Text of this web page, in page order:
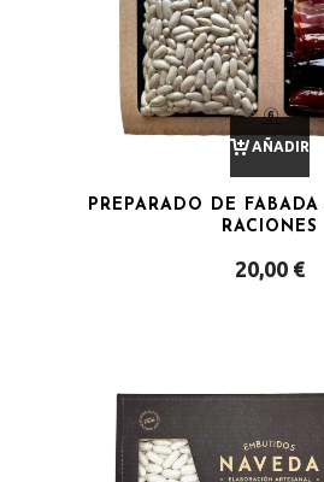
AÑADIR
AL
CARRITO
PREPARADO DE
RACIONES
20,00 €